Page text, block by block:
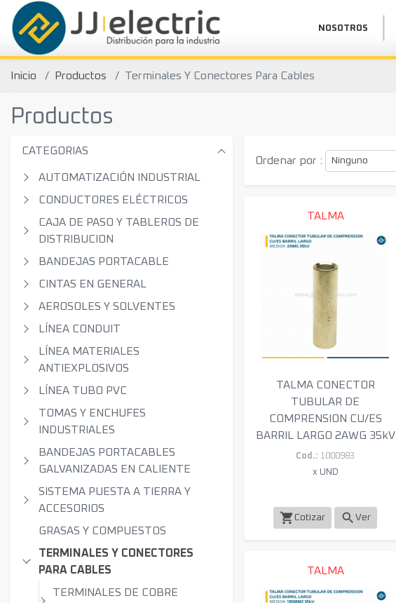
NOSOTROS
Inicio Productos Terminales Y Conectores Para Cables
Productos
CATEGORIAS
AUTOMATIZACIÓN INDUSTRIAL
CONDUCTORES ELÉCTRICOS
CAJA DE PASO Y TABLEROS DE
DISTRIBUCION
BANDEJAS PORTACABLE
CINTAS EN GENERAL
AEROSOLES Y SOLVENTES
LÍNEA CONDUIT
LÍNEA MATERIALES
ANTIEXPLOSIVOS
LÍNEA TUBO PVC
TOMAS Y ENCHUFES
INDUSTRIALES
BANDEJAS PORTACABLES
GALVANIZADAS EN CALIENTE
SISTEMA PUESTA A TIERRA Y
ACCESORIOS
GRASAS Y COMPUESTOS
TERMINALES Y CONECTORES
PARA CABLES
TERMINALES DE COBRE
Ordenar por :
TALMA
TALMA CONECTOR
TUBULAR DE
COMPRENSION CU/ES
BARRIL LARGO 2AWG 35kV
Cod.: 1000983
x UND
shopping_cart Cotizar searchVer
TALMA